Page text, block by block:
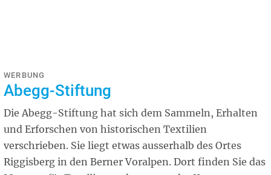
WERBUNG
Abegg-Stiftung
Die Abegg-Stiftung hat sich dem Sammeln, Erhalten
und Erforschen von historischen Textilien
verschrieben. Sie liegt etwas ausserhalb des Ortes
Riggisberg in den Berner Voralpen. Dort finden Sie das